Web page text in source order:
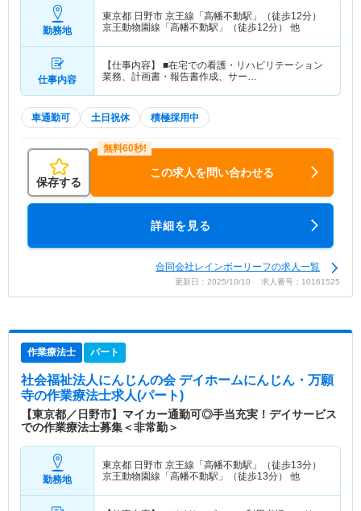
勤務地
東京都 日野市 京王線「高幡不動駅」（徒歩12分）
京王動物園線「高幡不動駅」（徒歩12分） 他
仕事内容
【仕事内容】 ■在宅での看護・リハビリテーション
業務、計画書・報告書作成、サー…
車通勤可 土日祝休 積極採用中
保存する
この求人を問い合わせる
詳細を見る
合同会社レインボーリーフの求人一覧
更新日：2025/10/10 求人番号：10161525
作業療法士 パート
社会福祉法人にんじんの会 デイホームにんじん・万願
寺の作業療法士求人(パート)
【東京都／日野市】マイカー通勤可◎手当充実！デイサービス
での作業療法士募集＜非常勤＞
勤務地
東京都 日野市 京王線「高幡不動駅」（徒歩13分）
京王動物園線「高幡不動駅」（徒歩13分） 他